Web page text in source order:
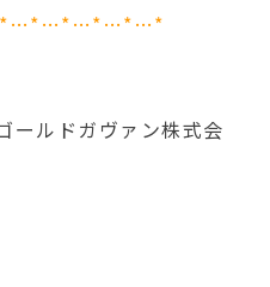
ールドガヴァン株式会